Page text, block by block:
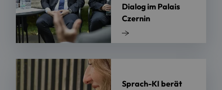
Dialog im Palais
Czernin
Sprach-KI berät